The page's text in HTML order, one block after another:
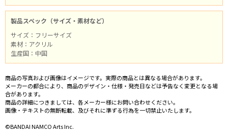
製品スペック（サイズ・素材など）
サイズ：フリーサイズ
素材：アクリル
生産国：中国
商品の写真および画像はイメージです。実際の商品とは異なる場合があります。
メーカーの都合により、商品のデザイン・仕様・発売日などは予告なく変更となる場
合があります。
商品の詳細につきましては、各メーカー様にお問い合わせください。
画像・テキストの無断転載、及びそれに準ずる行為を一切禁止いたします。
©BANDAI NAMCO Arts Inc.